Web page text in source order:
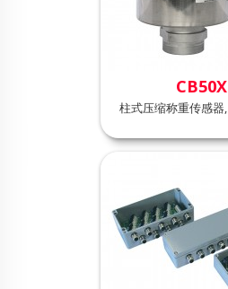
CB50X
柱式压缩称重传感器,